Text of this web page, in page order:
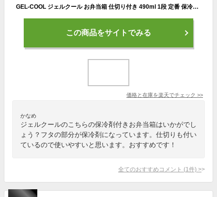
GEL-COOL ジェルクール お弁当箱 仕切り付き 490ml 1段 定番 保冷お弁当箱 弁当箱 ランチボックス 保冷ランチボックス 保冷弁当箱 一段 保冷 保冷剤付き ランチ 弁当 お弁当 スクエア 長方形 保冷剤 保冷剤一体型 ランチグッズ 便利
この商品をサイトでみる
価格と在庫を楽天でチェック >>
かなめ
ジェルクールのこちらの保冷剤付きお弁当箱はいかがでし
ょう？フタの部分が保冷剤になっています。仕切りも付い
ているので使いやすいと思います。おすすめです！
全てのおすすめコメント (1 件) >